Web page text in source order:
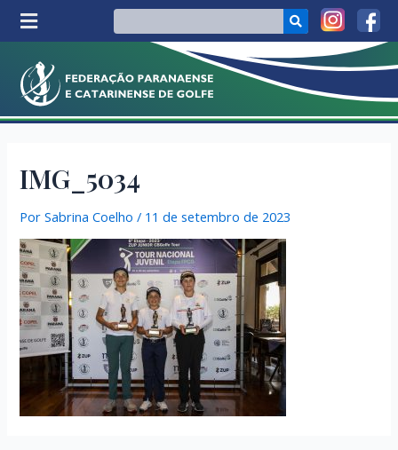
IMG_5034
PorSabrina Coelho / 11 de setembro de 2023